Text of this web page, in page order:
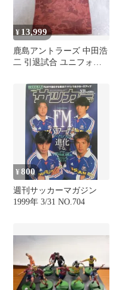
¥ 13,999
鹿島アントラーズ 中田浩
二 引退試合 ユニフォー
¥800
週刊サッカーマガジン
1999年 3/31 NO.704